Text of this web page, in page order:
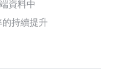
資料中
持續提升